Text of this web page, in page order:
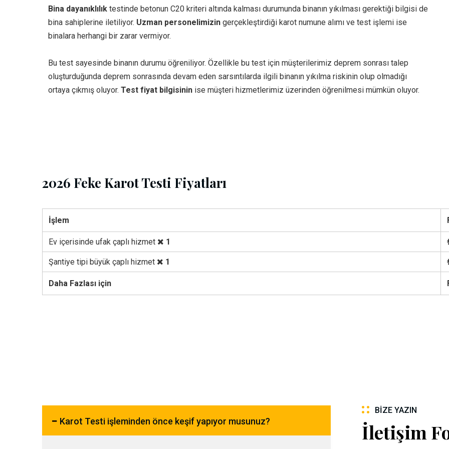
Bina dayanıklılık testinde betonun C20 kriteri altında kalması durumunda binanın yıkılması gerektiği bilgisi de
bina sahiplerine iletiliyor. Uzman personelimizin gerçekleştirdiği karot numune alımı ve test işlemi ise
binalara herhangi bir zarar vermiyor.
Bu test sayesinde binanın durumu öğreniliyor. Özellikle bu test için müşterilerimiz deprem sonrası talep
oluşturduğunda deprem sonrasında devam eden sarsıntılarda ilgili binanın yıkılma riskinin olup olmadığı
ortaya çıkmış oluyor. Test fiyat bilgisinin ise müşteri hizmetlerimiz üzerinden öğrenilmesi mümkün oluyor.
2026 Feke Karot Testi Fiyatları
İşlem
Ev içerisinde ufak çaplı hizmet 1
Şantiye tipi büyük çaplı hizmet 1
Daha Fazlası için
Karot Testi işleminden önce keşif yapıyor musunuz?
BIZE YAZIN
İletişim